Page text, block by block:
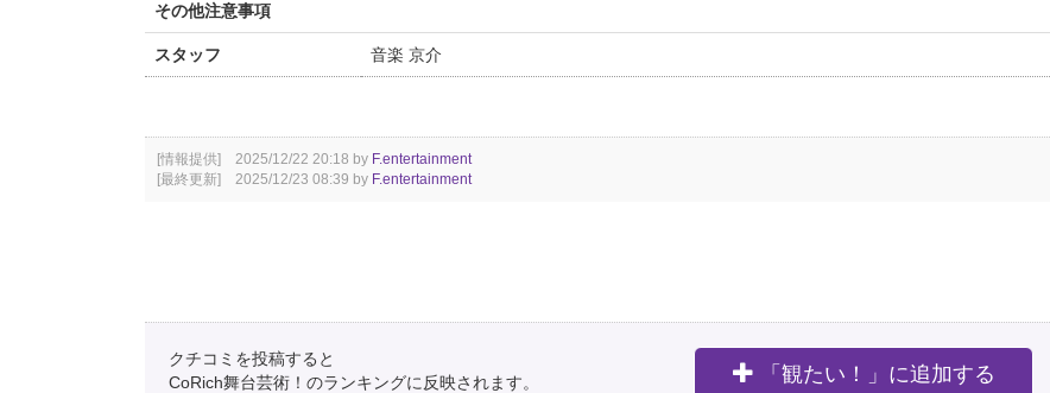
その他注意事項
スタッフ 音楽 京介
[情報提供] 2025/12/22 20:18 by F.entertainment
[最終更新] 2025/12/23 08:39 by F.entertainment
クチコミを投稿すると
CoRich舞台芸術！のランキングに反映されます。
「観たい！」に追加する